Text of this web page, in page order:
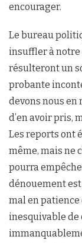
encourager.
Le bureau
insuffler à notre
résulteront un
probante
devons nous
d’en avoir pris,
Les reports ont
même, mais ne
pourra
dénouement
mal en patience
inesquivable de